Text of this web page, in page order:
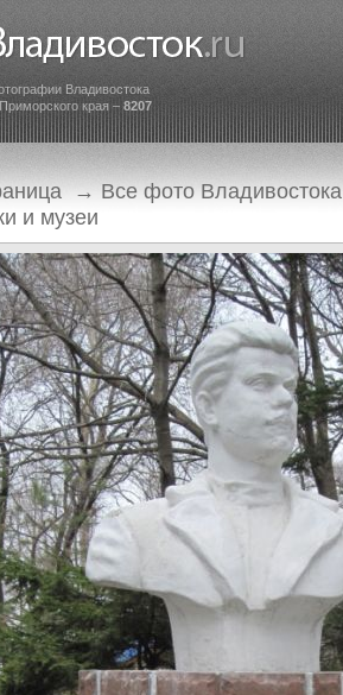
Владивостока
края – 8207
→ Все фото Владивостока
и музеи